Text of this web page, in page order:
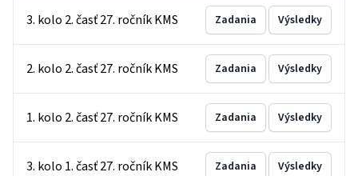
3. kolo 2. časť 27. ročník KMS Zadania Výsledky
2. kolo 2. časť 27. ročník KMS Zadania Výsledky
1. kolo 2. časť 27. ročník KMS Zadania Výsledky
3. kolo 1. časť 27. ročník KMS Zadania Výsledky